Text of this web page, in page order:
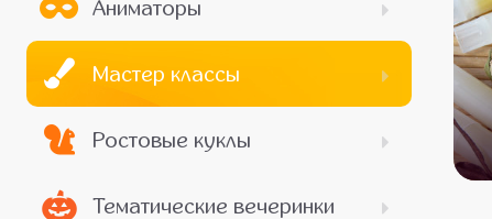
Аниматоры
Мастер классы
Ростовые куклы
Тематические вечеринки